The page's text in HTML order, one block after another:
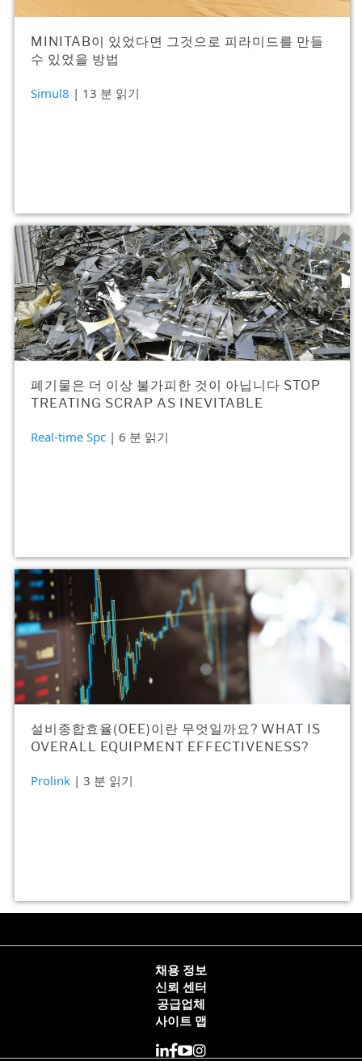
MINITAB이 있었다면 그것으로 피라미드를 만들
수 있었을 방법
Simul8 | 13 분 읽기
폐기물은 더 이상 불가피한 것이 아닙니다 STOP
TREATING SCRAP AS INEVITABLE
Real-time Spc | 6 분 읽기
설비종합효율(OEE)이란 무엇일까요? WHAT IS
OVERALL EQUIPMENT EFFECTIVENESS?
Prolink | 3 분 읽기
채용 정보
신뢰 센터
공급업체
사이트 맵